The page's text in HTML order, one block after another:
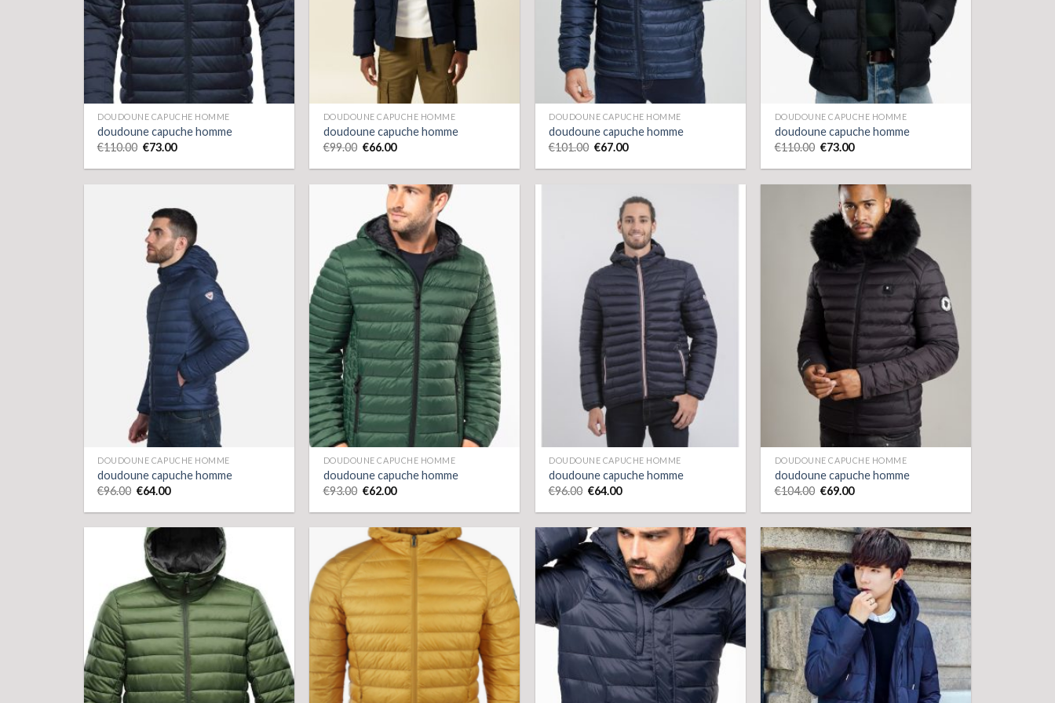
DOUDOUNE CAPUCHE HOMME
doudoune capuche homme
€110.00 €73.00
DOUDOUNE CAPUCHE HOMME
doudoune capuche homme
€99.00 €66.00
DOUDOUNE CAPUCHE HOMME
doudoune capuche homme
€101.00 €67.00
DOUDOUNE CAPUCHE HOMME
doudoune capuche homme
€110.00 €73.00
DOUDOUNE CAPUCHE HOMME
doudoune capuche homme
€96.00 €64.00
DOUDOUNE CAPUCHE HOMME
doudoune capuche homme
€93.00 €62.00
DOUDOUNE CAPUCHE HOMME
doudoune capuche homme
€96.00 €64.00
DOUDOUNE CAPUCHE HOMME
doudoune capuche homme
€104.00 €69.00